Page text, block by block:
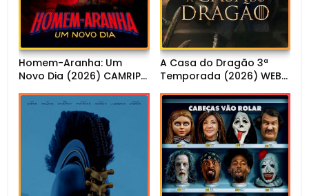
Homem-Aranha: Um
Novo Dia (2026) CAMRIP
A Casa do Dragão 3ª
Temporada (2026) WEB-